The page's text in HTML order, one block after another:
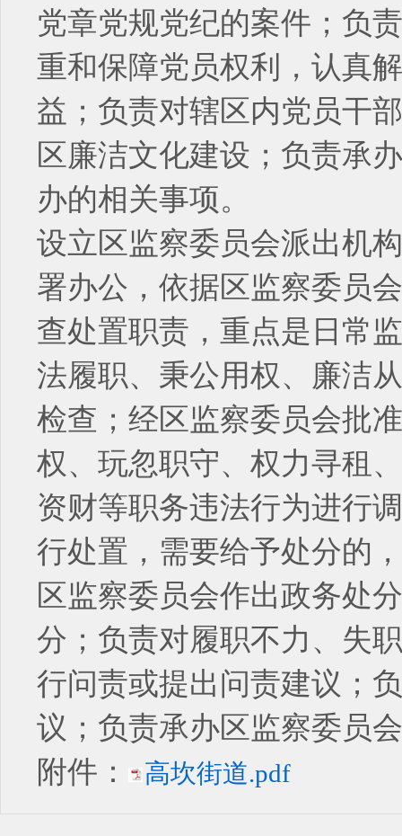
党章党规党纪的案件；负
重和保障党员权利，认真
益；负责对辖区内党员干
区廉洁文化建设；负责承
办的相关事项。
设立区监察委员会派出机
署办公，依据区监察委员
查处置职责，重点是日常
法履职、秉公用权、廉洁
检查；经区监察委员会批
权、玩忽职守、权力寻租
资财等职务违法行为进行
行处置，需要给予处分的
区监察委员会作出政务处
分；负责对履职不力、失
行问责或提出问责建议；
议；负责承办区监察委员
附件：
高坎街道.pdf